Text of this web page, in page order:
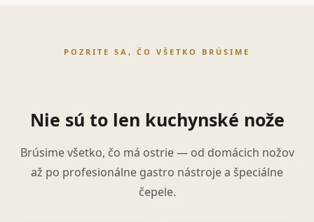
POZRITE SA, ČO VŠETKO BRÚSIME
Nie sú to len kuchynské nože
Brúsime všetko, čo má ostrie — od domácich nožov
až po profesionálne gastro nástroje a špeciálne
čepele.